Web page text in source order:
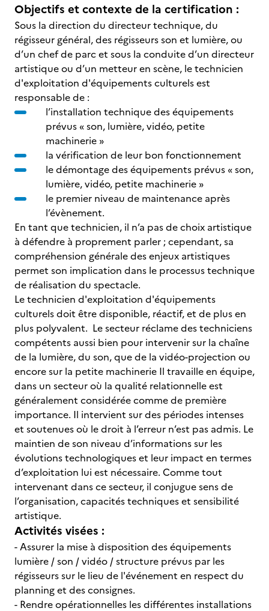
Objectifs et contexte de la certification :
Sous la direction du directeur technique, du
régisseur général, des régisseurs son et lumière, ou
d’un chef de parc et sous la conduite d’un directeur
artistique ou d’un metteur en scène, le technicien
d'exploitation d'équipements culturels est
responsable de :
l’installation technique des équipements
prévus « son, lumière, vidéo, petite
machinerie »
la vérification de leur bon fonctionnement
le démontage des équipements prévus « son,
lumière, vidéo, petite machinerie »
le premier niveau de maintenance après
l’évènement.
En tant que technicien, il n’a pas de choix artistique
à défendre à proprement parler ; cependant, sa
compréhension générale des enjeux artistiques
permet son implication dans le processus technique
de réalisation du spectacle.
Le technicien d'exploitation d'équipements
culturels doit être disponible, réactif, et de plus en
plus polyvalent. Le secteur réclame des techniciens
compétents aussi bien pour intervenir sur la chaîne
de la lumière, du son, que de la vidéo-projection ou
encore sur la petite machinerie Il travaille en équipe,
dans un secteur où la qualité relationnelle est
généralement considérée comme de première
importance. Il intervient sur des périodes intenses
et soutenues où le droit à l’erreur n’est pas admis. Le
maintien de son niveau d’informations sur les
évolutions technologiques et leur impact en termes
d’exploitation lui est nécessaire. Comme tout
intervenant dans ce secteur, il conjugue sens de
l’organisation, capacités techniques et sensibilité
artistique.
Activités visées :
- Assurer la mise à disposition des équipements
lumière / son / vidéo / structure prévus par les
régisseurs sur le lieu de l'événement en respect du
planning et des consignes.
- Rendre opérationnelles les différentes installations